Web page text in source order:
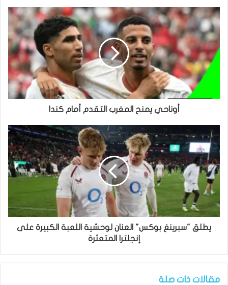
أوناحي يمنح المغرب التقدم أمام كندا
يطلق "سبرينغ بوكس" العنان لوحشية اللعبة الكبيرة على
إنجلترا المتعثرة
مقالات ذات صلة